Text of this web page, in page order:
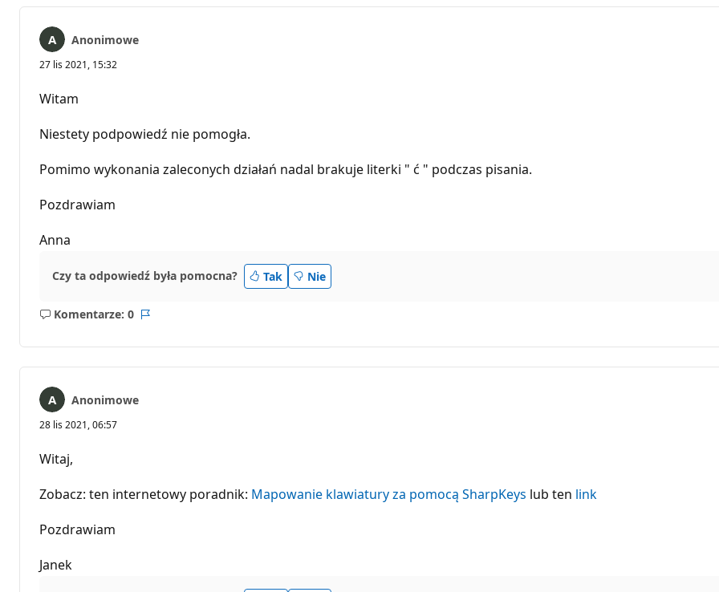
Anonimowe
27 lis 2021, 15:32
Witam
Niestety podpowiedź nie pomogła.
Pomimo wykonania zaleconych działań nadal brakuje literki " ć " podczas pisania.
Pozdrawiam
Anna
Czy ta odpowiedź była pomocna? Tak Nie
Komentarze: 0
Brak
Anonimowe
28 lis 2021, 06:57
Witaj,
Zobacz: ten internetowy poradnik: Mapowanie klawiatury za pomocą SharpKeys lub ten link
Pozdrawiam
Janek